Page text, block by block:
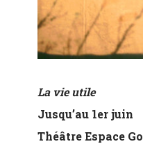
La vie utile
Jusqu’au 1er juin
Théâtre Espace Go